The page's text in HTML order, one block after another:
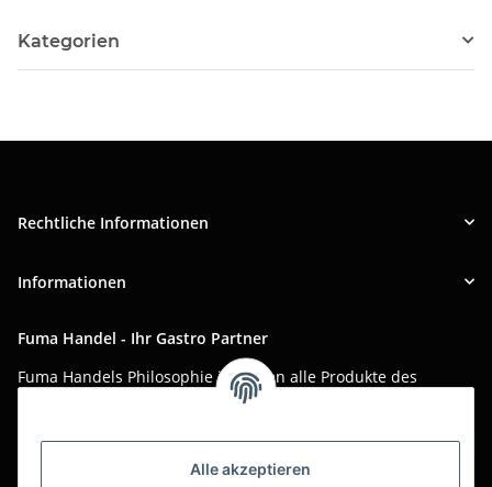
Alle akzeptieren
Kategorien
Rechtliche Informationen
Informationen
Fuma Handel - Ihr Gastro Partner
Fuma Handels Philosophie ist, Ihnen alle Produkte des
täglichen Gastro-Alltags zu günstigen Online-Preisen mit
Asiatika, Gastraum-Dekorationen, Tischgedeck, Servietten,